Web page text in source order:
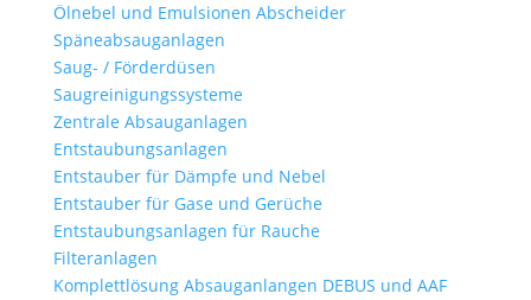
Ölnebel und Emulsionen Abscheider
Späneabsauganlagen
Saug- / Förderdüsen
Saugreinigungssysteme
Zentrale Absauganlagen
Entstaubungsanlagen
Entstauber für Dämpfe und Nebel
Entstauber für Gase und Gerüche
Entstaubungsanlagen für Rauche
Filteranlagen
Komplettlösung Absauganlangen DEBUS und AAF